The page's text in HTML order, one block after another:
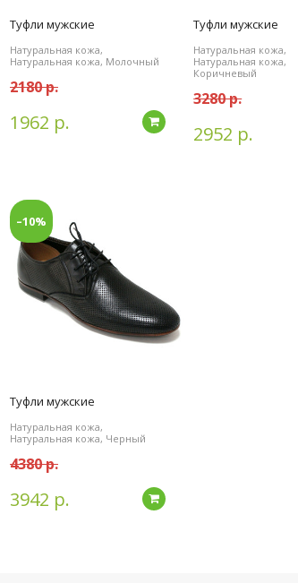
Туфли мужские
Натуральная кожа,
Натуральная кожа, Молочный
2180 р.
1962 р. Подробнее
Туфли мужские
Натуральная кожа,
Натуральная кожа,
Коричневый
3280 р.
2952 р.
–10%
Туфли мужские
Натуральная кожа,
Натуральная кожа, Черный
4380 р.
3942 р. Подробнее